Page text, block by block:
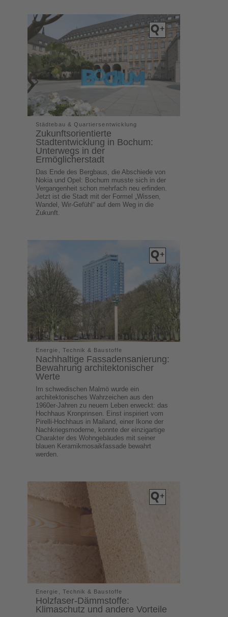
Städtebau & Quartiersentwicklung
Zukunftsorientierte
Stadtentwicklung in Bochum:
Unterwegs in der
Ermöglicherstadt
Das Ende des Bergbaus, die Abschiede von
Nokia und Opel: Bochum musste sich in der
Vergangenheit schon mehrfach neu erfinden.
Jetzt ist die Stadt mit der Formel „Wissen,
Wandel, Wir-Gefühl“ auf dem Weg in die
Zukunft.
Energie, Technik & Baustoffe
Nachhaltige Fassadensanierung:
Bewahrung architektonischer
Werte
Im schwedischen Malmö wurde ein
architektonisches Wahrzeichen aus den
1960er-Jahren zu neuem Leben erweckt: das
Hochhaus Kronprinsen. Einst inspiriert vom
Pirelli-Hochhaus in Mailand, einer Ikone der
Nachkriegsmoderne, konnte der einzigartige
Charakter des Wohngebäudes mit seiner
blauen Keramikmosaikfassade bewahrt
werden.
Energie, Technik & Baustoffe
Holzfaser-Dämmstoffe:
Klimaschutz und andere Vorteile